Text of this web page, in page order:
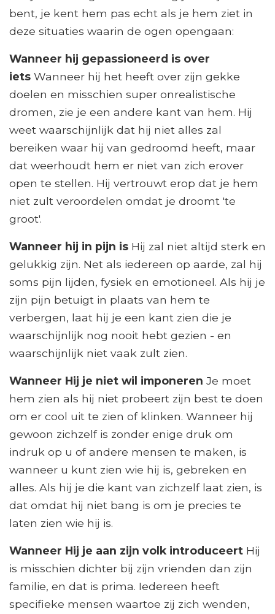
bent, je kent hem pas echt als je hem ziet in
deze situaties waarin de ogen opengaan:
Wanneer hij gepassioneerd is over
iets Wanneer hij het heeft over zijn gekke
doelen en misschien super onrealistische
dromen, zie je een andere kant van hem. Hij
weet waarschijnlijk dat hij niet alles zal
bereiken waar hij van gedroomd heeft, maar
dat weerhoudt hem er niet van zich erover
open te stellen. Hij vertrouwt erop dat je hem
niet zult veroordelen omdat je droomt 'te
groot'.
Wanneer hij in pijn is Hij zal niet altijd sterk en
gelukkig zijn. Net als iedereen op aarde, zal hij
soms pijn lijden, fysiek en emotioneel. Als hij je
zijn pijn betuigt in plaats van hem te
verbergen, laat hij je een kant zien die je
waarschijnlijk nog nooit hebt gezien - en
waarschijnlijk niet vaak zult zien.
Wanneer Hij je niet wil imponeren Je moet
hem zien als hij niet probeert zijn best te doen
om er cool uit te zien of klinken. Wanneer hij
gewoon zichzelf is zonder enige druk om
indruk op u of andere mensen te maken, is
wanneer u kunt zien wie hij is, gebreken en
alles. Als hij je die kant van zichzelf laat zien, is
dat omdat hij niet bang is om je precies te
laten zien wie hij is.
Wanneer Hij je aan zijn volk introduceert Hij
is misschien dichter bij zijn vrienden dan zijn
familie, en dat is prima. Iedereen heeft
specifieke mensen waartoe zij zich wenden,